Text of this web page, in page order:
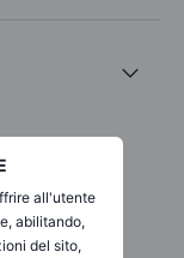
all'utente
abilitando,
del sito,